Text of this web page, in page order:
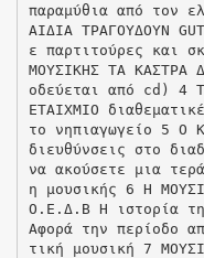
παραμύθια από τον
ΑΙΔΙΑ ΤΡΑΓΟΥΔΟΥΝ
ε παρτιτούρες και
ΜΟΥΣΙΚΗΣ ΤΑ ΚΑΣΤΡΑ
οδεύεται από cd) 4
ΕΤΑΙΧΜΙΟ
το νηπιαγωγείο 5 Ο
διευθύνσεις στο
να ακούσετε μια
η μουσικής 6 Η
Ο.Ε.Δ.Β Η ιστορία
Αφορά την περίοδο
τική μουσική 7